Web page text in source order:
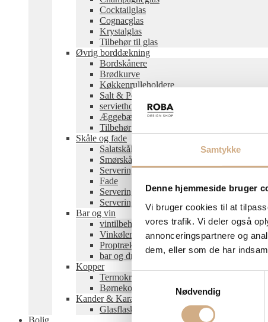
Samtykke
Denne hjemmeside bruger
Vi bruger cookies til at
vores trafik. Vi deler også
annonceringspartnere og
dem, eller som de har
Samtykkevalg
Nødvendig
Cocktailglas
Cognacglas
Krystalglas
Tilbehør til glas
Øvrig borddækning
Bordskånere
Brødkurve
Køkkenrulleholdere
Salt & Pebersæt
servietholdere
Æggebægere
Tilbehør til borddækning
Skåle og fade
Salatskåle
Smørskåle
Serveringsskåle
Fade
Serveringstallerkener
Serveringsbakker
Bar og vin
vintilbehør
Vinkøler
Proptrækker
bar og drinks
Kopper
Termokrus
Børnekopper og -krus
Kander & Karafler
Glasflasker
Bolig